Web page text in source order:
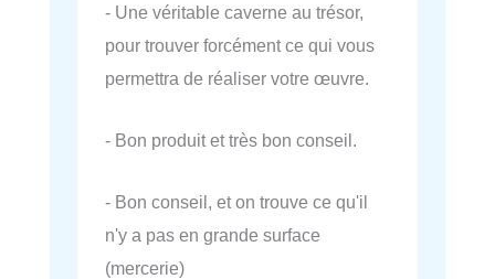
- Une véritable caverne au trésor,
pour trouver forcément ce qui vous
permettra de réaliser votre œuvre.
- Bon produit et très bon conseil.
- Bon conseil, et on trouve ce qu'il
n'y a pas en grande surface
(mercerie)